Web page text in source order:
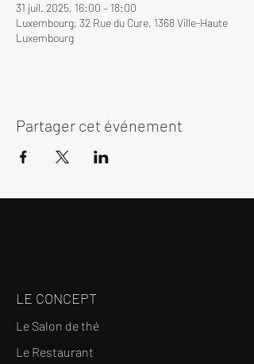
31 juil. 2025, 16:00 – 18:00
Luxembourg, 32 Rue du Cure, 1368 Ville-Haute
Luxembourg
Partager cet événement
LE CONCEPT
Le Salon de thé
Le Restaurant